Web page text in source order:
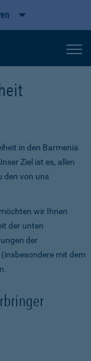
in den Barmenia
Ziel ist es, allen
den von uns
wir Ihnen
der unten
der
mit dem